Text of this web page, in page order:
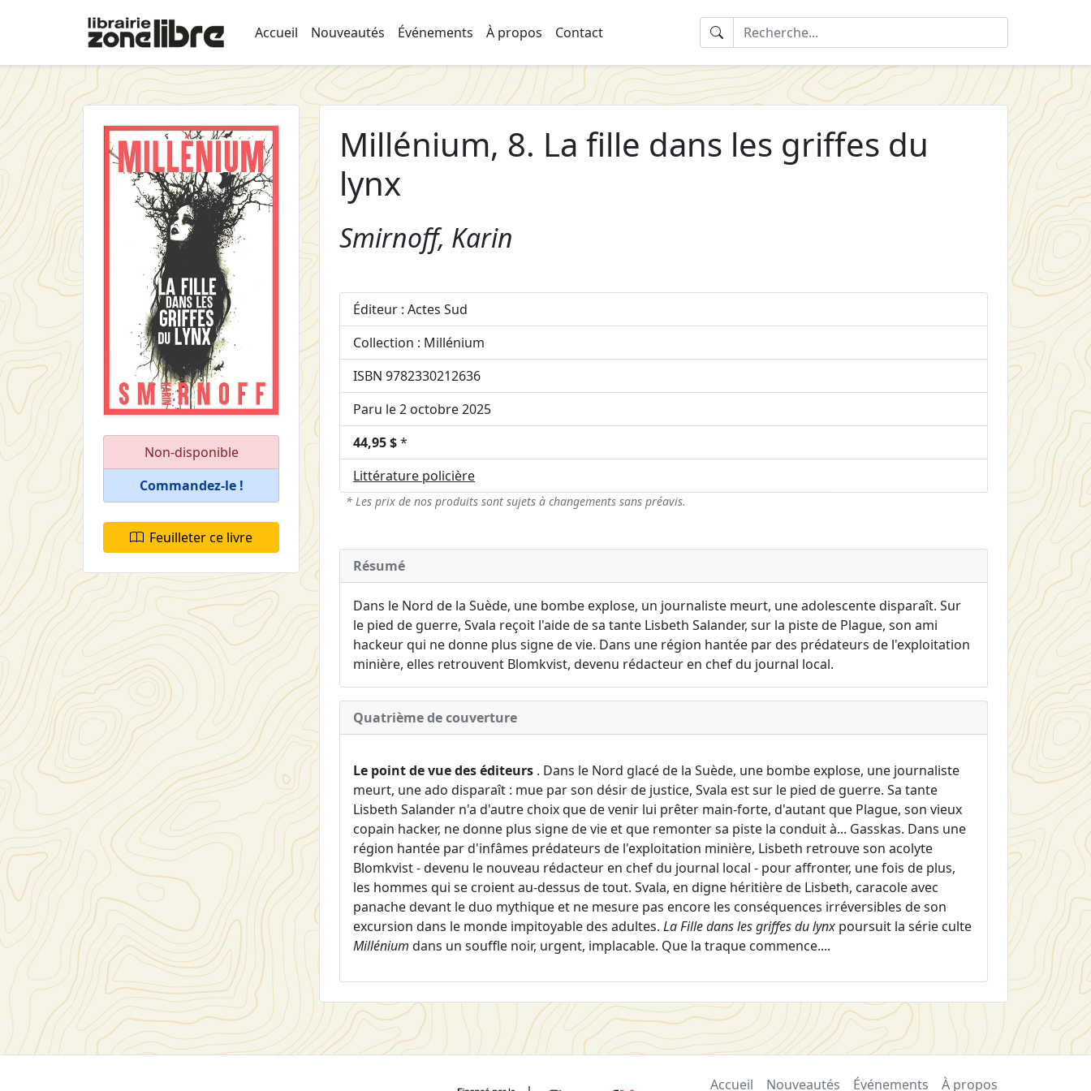
Accueil Nouveautés Événements À propos Contact
Non-disponible
Commandez-le !
Feuilleter ce livre
Millénium, 8. La fille dans les griffes du
lynx
Smirnoff, Karin
Éditeur : Actes Sud
Collection : Millénium
ISBN 9782330212636
Paru le 2 octobre 2025
44,95 $*
Littérature policière
* Les prix de nos produits sont sujets à changements sans préavis.
Résumé
Dans le Nord de la Suède, une bombe explose, un journaliste meurt, une adolescente disparaît. Sur
le pied de guerre, Svala reçoit l'aide de sa tante Lisbeth Salander, sur la piste de Plague, son ami
hackeur qui ne donne plus signe de vie. Dans une région hantée par des prédateurs de l'exploitation
minière, elles retrouvent Blomkvist, devenu rédacteur en chef du journal local.
Quatrième de couverture
Le point de vue des éditeurs . Dans le Nord glacé de la Suède, une bombe explose, une journaliste
meurt, une ado disparaît : mue par son désir de justice, Svala est sur le pied de guerre. Sa tante
Lisbeth Salander n'a d'autre choix que de venir lui prêter main-forte, d'autant que Plague, son vieux
copain hacker, ne donne plus signe de vie et que remonter sa piste la conduit à... Gasskas. Dans une
région hantée par d'infâmes prédateurs de l'exploitation minière, Lisbeth retrouve son acolyte
Blomkvist - devenu le nouveau rédacteur en chef du journal local - pour affronter, une fois de plus,
les hommes qui se croient au-dessus de tout. Svala, en digne héritière de Lisbeth, caracole avec
panache devant le duo mythique et ne mesure pas encore les conséquences irréversibles de son
excursion dans le monde impitoyable des adultes. La Fille dans les griffes du lynx poursuit la série culte
Millénium dans un souffle noir, urgent, implacable. Que la traque commence....
Accueil Nouveautés Événements À propos